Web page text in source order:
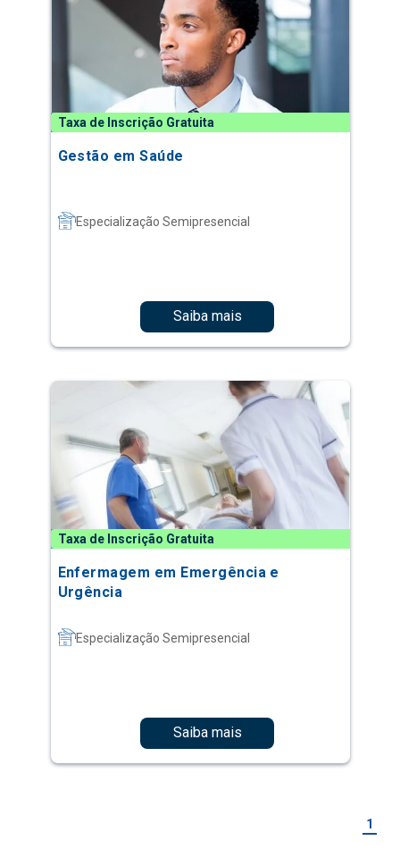
Taxa de Inscrição Gratuita
Gestão em Saúde
Especialização Semipresencial
Saiba mais
Taxa de Inscrição Gratuita
Enfermagem em Emergência e
Urgência
Especialização Semipresencial
Saiba mais
1